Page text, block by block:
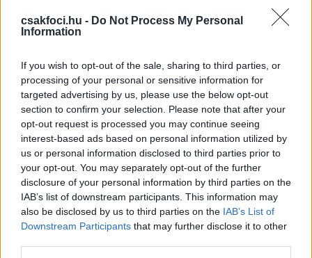
csakfoci.hu - Do Not Process My Personal
Information
If you wish to opt-out of the sale, sharing to third parties, or
processing of your personal or sensitive information for
targeted advertising by us, please use the below opt-out
section to confirm your selection. Please note that after your
opt-out request is processed you may continue seeing
interest-based ads based on personal information utilized by
us or personal information disclosed to third parties prior to
your opt-out. You may separately opt-out of the further
disclosure of your personal information by third parties on the
IAB’s list of downstream participants. This information may
also be disclosed by us to third parties on the IAB’s List of
Downstream Participants that may further disclose it to other
A fordulást követően válogatottunk továbbra is
kreatívan és határozottan játszott, aminek meg is
Citynél pallérozódó ésmagyar címeres mezben
most debütáló Michael Okekeindította a jobb
szélen Sebét, aki a csereként beállt Klausz Milán
tálalt, csatárunk pedig közelről a vendégek hálójába
lőtt.
Az ellenfél azonban mindent megtett az
egyenlítésért, ami a hajrában sikerült is neki, így
döntetlenre végeztek a felek.
A találkozót követőenBabó Leventeszövetségi